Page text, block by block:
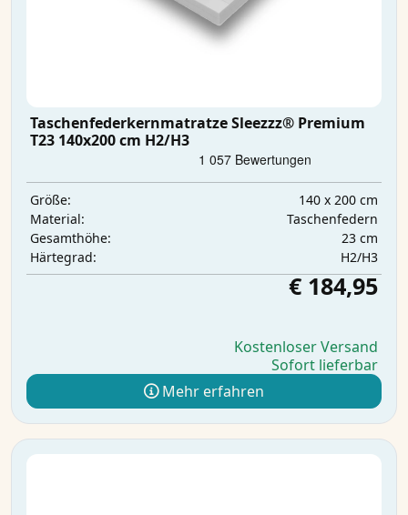
Taschenfederkernmatratze Sleezzz® Premium
T23 140x200 cm H2/H3
Größe:
140 x 200 cm
Material:
Taschenfedern
Gesamthöhe:
23 cm
Härtegrad:
H2/H3
€ 184,95
Kostenloser Versand
Sofort lieferbar
Mehr erfahren